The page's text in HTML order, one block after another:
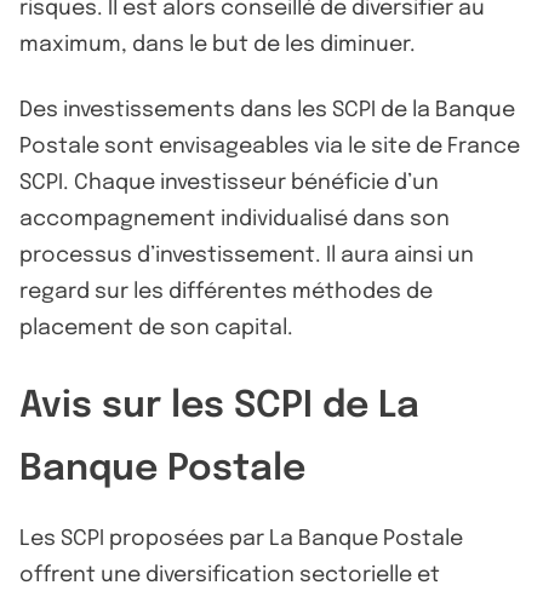
risques. Il est alors conseillé de diversifier au
maximum, dans le but de les diminuer.
Des investissements dans les SCPI de la Banque
Postale sont envisageables via le site de France
SCPI. Chaque investisseur bénéficie d’un
accompagnement individualisé dans son
processus d’investissement. Il aura ainsi un
regard sur les différentes méthodes de
placement de son capital.
Avis sur les SCPI de La
Banque Postale
Les SCPI proposées par La Banque Postale
offrent une diversification sectorielle et